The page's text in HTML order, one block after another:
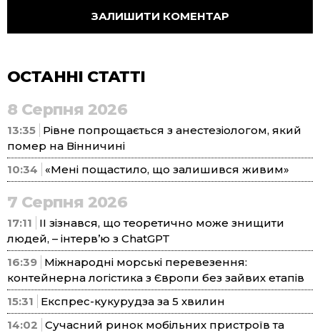
ОСТАННІ СТАТТІ
8 Серпня 2026
13:35 Рівне попрощається з анестезіологом, який
помер на Вінничині
10:34
«Мені пощастило, що залишився живим»
7 Серпня 2026
17:11
ІІ зізнався, що теоретично може знищити
людей, – інтерв’ю з ChatGPT
16:39 Міжнародні морські перевезення:
контейнерна логістика з Європи без зайвих етапів
15:31
Експрес-кукурудза за 5 хвилин
14:02 Сучасний ринок мобільних пристроїв та